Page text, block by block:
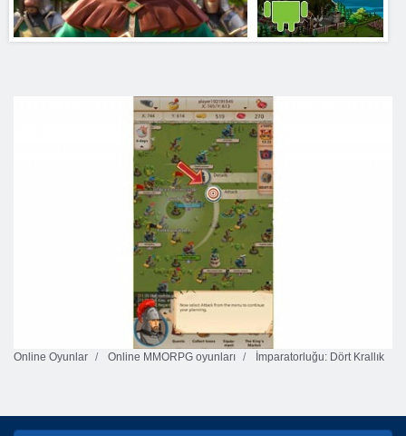
Online Oyunlar Online MMORPG oyunları İmparatorluğu: Dört Krallık